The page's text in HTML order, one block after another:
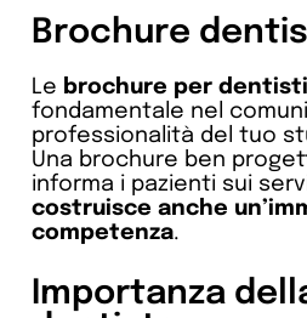
Brochure
Le brochure per dentisti
fondamentale nel
professionalità del tuo
Una brochure ben
informa i pazienti sui
costruisce anche
competenza.
Importanza